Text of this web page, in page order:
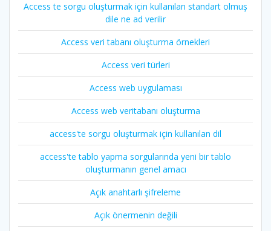
Access te sorgu oluşturmak için kullanılan standart olmuş
dile ne ad verilir
Access veri tabanı oluşturma örnekleri
Access veri türleri
Access web uygulaması
Access web veritabanı oluşturma
access'te sorgu oluşturmak için kullanılan dil
access'te tablo yapma sorgularında yeni bir tablo
oluşturmanın genel amacı
Açık anahtarlı şifreleme
Açık önermenin değili